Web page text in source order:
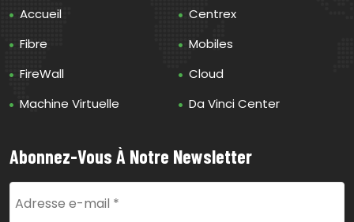
Accueil
Centrex
Fibre
Mobiles
FireWall
Cloud
Machine Virtuelle
Da Vinci Center
Abonnez-Vous À Notre Newsletter